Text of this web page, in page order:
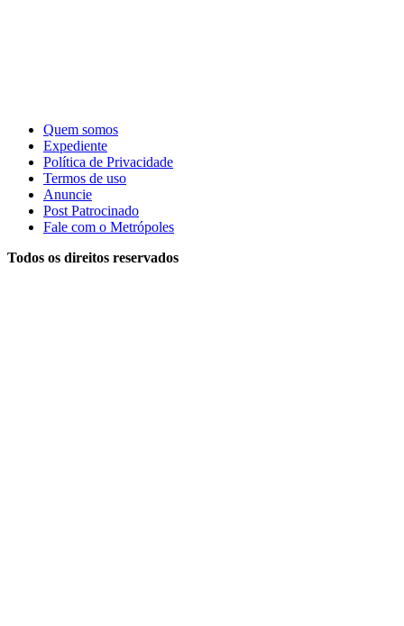
Quem somos
Expediente
Política de Privacidade
Termos de uso
Anuncie
Post Patrocinado
Fale com o Metrópoles
Todos os direitos reservados